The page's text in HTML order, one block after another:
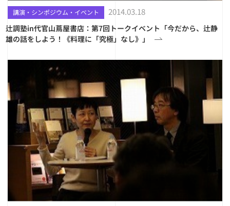
講演・シンポジウム・イベント 2014.03.18
辻調塾in代官山蔦屋書店：第7回トークイベント「今だから、辻静
雄の話をしよう！《料理に「究極」なし》」